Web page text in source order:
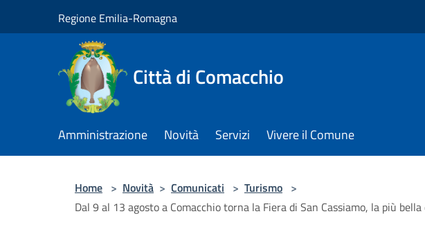
Regione Emilia-Romagna
Città di Comacchio
Amministrazione Novità Servizi Vivere il Comune
Home > Novità > Comunicati > Turismo >
Dal 9 al 13 agosto a Comacchio torna la Fiera di San Cassiamo, la più